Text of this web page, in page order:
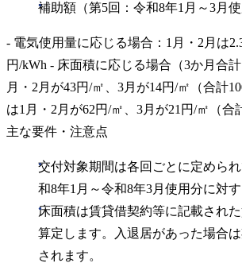
補助額（第5回：令和8年1月～3月
- 電気使用量に応じる場合：1月・2月は
円/kWh - 床面積に応じる場合（3か月合
月・2月が43円/㎡、3月が14円/㎡（合計
は1月・2月が62円/㎡、3月が21円/㎡（合
主な要件・注意点
交付対象期間は各回ごとに定めら
和8年1月～令和8年3月使用分に対す
床面積は賃貸借契約等に記載され
算定します。入退居があった場合
されます。